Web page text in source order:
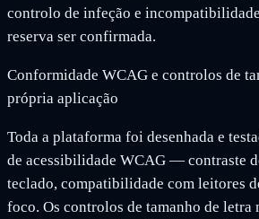
controlo de infeção e
reserva ser confirmada.
Conformidade WCAG e controlos de
própria aplicação
Toda a plataforma foi desenhada e
de acessibilidade WCAG — contraste
teclado, compatibilidade com leitores
foco. Os controlos de tamanho de letra